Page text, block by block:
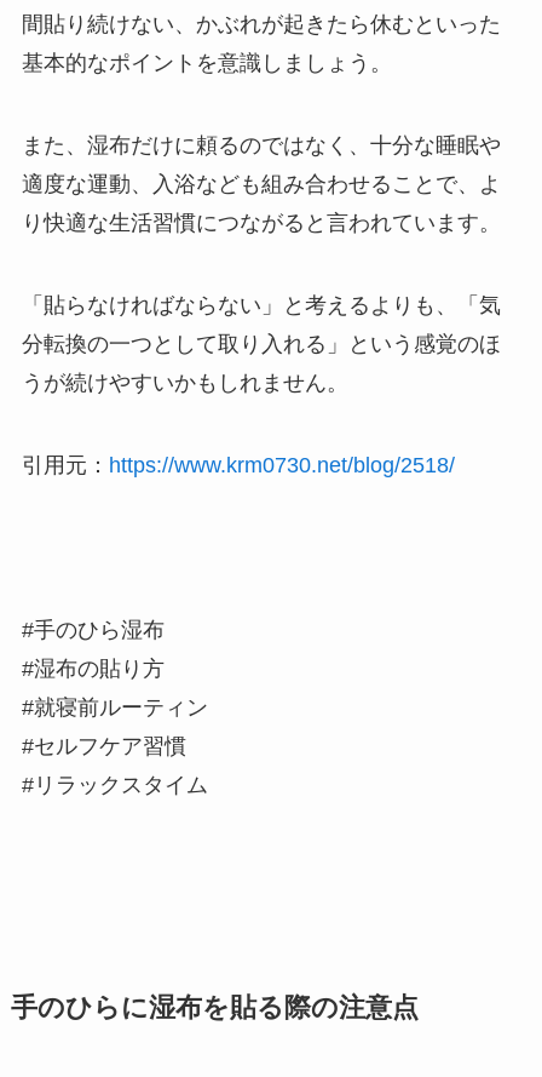
間貼り続けない、かぶれが起きたら休むといった
基本的なポイントを意識しましょう。
また、湿布だけに頼るのではなく、十分な睡眠や
適度な運動、入浴なども組み合わせることで、よ
り快適な生活習慣につながると言われています。
「貼らなければならない」と考えるよりも、「気
分転換の一つとして取り入れる」という感覚のほ
うが続けやすいかもしれません。
引用元： https://www.krm0730.net/blog/2518/
#手のひら湿布
#湿布の貼り方
#就寝前ルーティン
#セルフケア習慣
#リラックスタイム
手のひらに湿布を貼る際の注意点